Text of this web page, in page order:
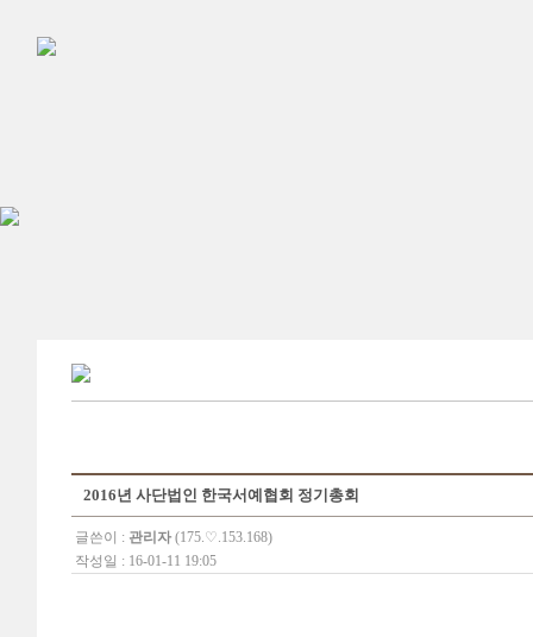
2016년 사단법인 한국서예협회 정기총회
글쓴이 : 관리자 (175.♡.153.168)
작성일 : 16-01-11 19:05